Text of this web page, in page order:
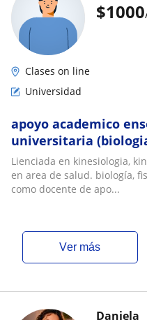
$1000
Clases on line
Universidad
apoyo academico
universitaria
Lienciada en kinesiologia,
en area de salud. biología,
como docente de apo...
ver más
Daniela